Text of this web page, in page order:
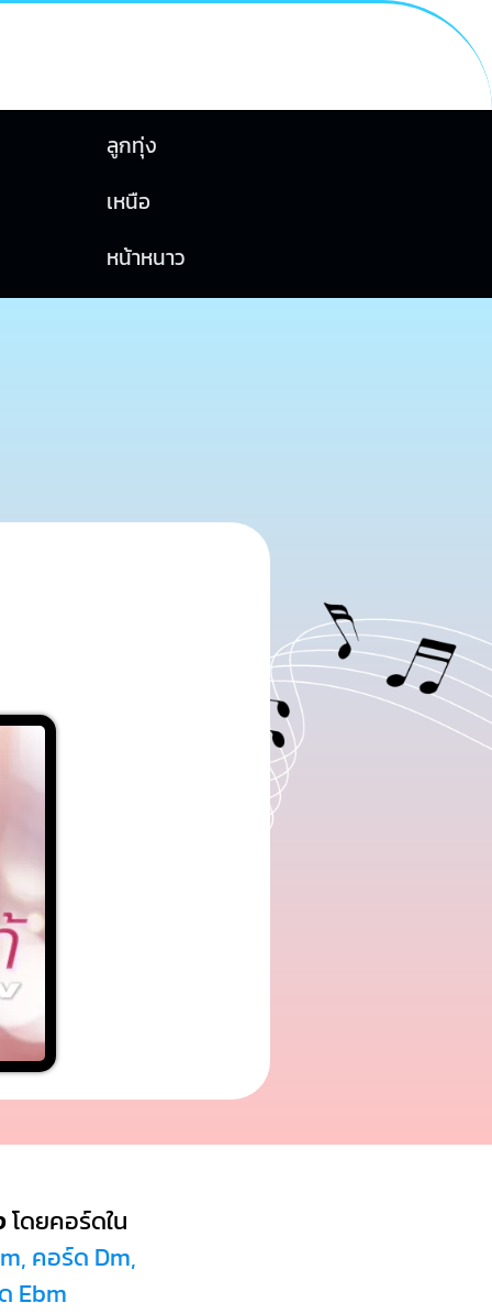
ลูกทุ่ง
เหนือ
หน้าหนาว
โดยคอร์ดใน
คอร์ด Dm,
Ebm